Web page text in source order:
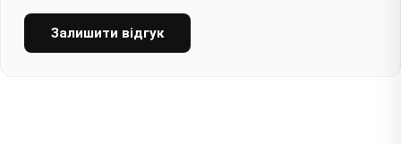
Залишити відгук